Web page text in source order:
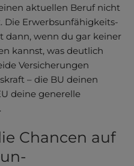
aktuellen Beruf nicht
Die Erwerbs­un­fähig­­keits­­
dann, wenn du gar keiner
kannst, was deut­lich
Versiche­rungen
– die BU deinen
deine generelle
Chancen auf